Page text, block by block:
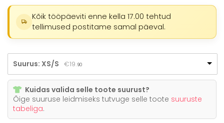
Kõik tööpäeviti enne kella 17.00 tehtud
tellimused postitame samal päeval.
Suurus: XS/S €19.90
Kuidas valida selle toote suurust?
Õige suuruse leidmiseks tutvuge selle toote suuruste
tabeliga.